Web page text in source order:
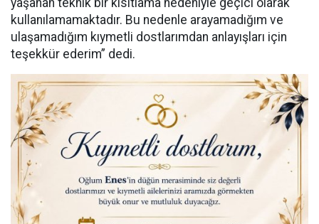
yaşanan teknik bir kısıtlama nedeniyle geçici olarak
kullanılamamaktadır. Bu nedenle arayamadığım ve
ulaşamadığım kıymetli dostlarımdan anlayışları için
teşekkür ederim” dedi.